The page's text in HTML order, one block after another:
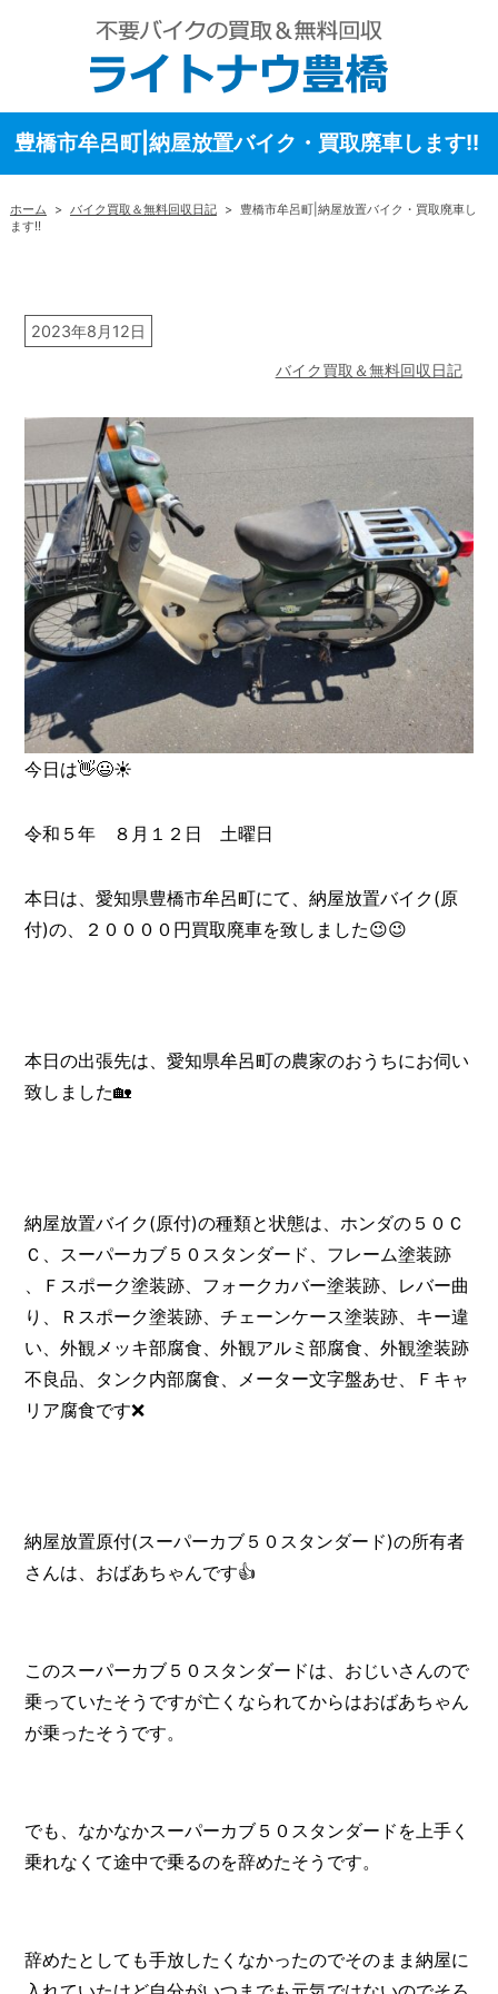
豊橋市牟呂町|納屋放置バイク・買取廃車します!!
ホーム > バイク買取＆無料回収日記 > 豊橋市牟呂町|納屋放置バイク・買取廃車し
ます!!
2023年8月12日
バイク買取＆無料回収日記
今日は👋😃☀️
令和５年 ８月１２日 土曜日
本日は、愛知県豊橋市牟呂町にて、納屋放置バイク(原
付)の、２００００円買取廃車を致しました😉😉
本日の出張先は、愛知県牟呂町の農家のおうちにお伺い
致しました🏡
納屋放置バイク(原付)の種類と状態は、ホンダの５０Ｃ
Ｃ、スーパーカブ５０スタンダード、フレーム塗装跡
、Ｆスポーク塗装跡、フォークカバー塗装跡、レバー曲
り、Ｒスポーク塗装跡、チェーンケース塗装跡、キー違
い、外観メッキ部腐食、外観アルミ部腐食、外観塗装跡
不良品、タンク内部腐食、メーター文字盤あせ、Ｆキャ
リア腐食です❌
納屋放置原付(スーパーカブ５０スタンダード)の所有者
さんは、おばあちゃんです👍️
このスーパーカブ５０スタンダードは、おじいさんので
乗っていたそうですが亡くなられてからはおばあちゃん
が乗ったそうです。
でも、なかなかスーパーカブ５０スタンダードを上手く
乗れなくて途中で乗るのを辞めたそうです。
辞めたとしても手放したくなかったのでそのまま納屋に